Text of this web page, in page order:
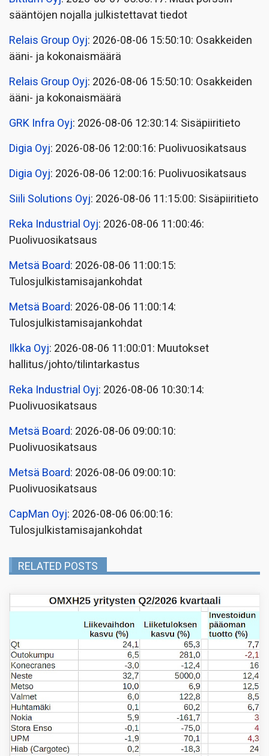
sääntöjen nojalla julkistettavat tiedot
Relais Group Oyj: 2026-08-06 15:50:10: Osakkeiden
ääni- ja kokonaismäärä
Relais Group Oyj: 2026-08-06 15:50:10: Osakkeiden
ääni- ja kokonaismäärä
GRK Infra Oyj: 2026-08-06 12:30:14: Sisäpiiritieto
Digia Oyj: 2026-08-06 12:00:16: Puolivuosikatsaus
Digia Oyj: 2026-08-06 12:00:16: Puolivuosikatsaus
Siili Solutions Oyj: 2026-08-06 11:15:00: Sisäpiiritieto
Reka Industrial Oyj: 2026-08-06 11:00:46:
Puolivuosikatsaus
Metsä Board: 2026-08-06 11:00:15:
Tulosjulkistamisajankohdat
Metsä Board: 2026-08-06 11:00:14:
Tulosjulkistamisajankohdat
Ilkka Oyj: 2026-08-06 11:00:01: Muutokset
hallitus/johto/tilintarkastus
Reka Industrial Oyj: 2026-08-06 10:30:14:
Puolivuosikatsaus
Metsä Board: 2026-08-06 09:00:10:
Puolivuosikatsaus
Metsä Board: 2026-08-06 09:00:10:
Puolivuosikatsaus
CapMan Oyj: 2026-08-06 06:00:16:
Tulosjulkistamisajankohdat
RELATED POSTS